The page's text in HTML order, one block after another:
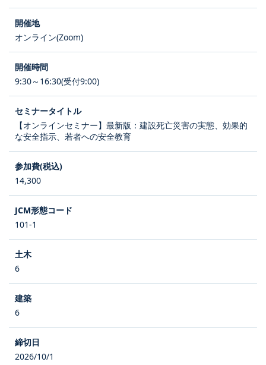
オンライン(Zoom)
9:30～16:30(受付9:00)
【オンラインセミナー】最新版：建設死亡災害の実態、効果的
な安全指示、若者への安全教育
14,300
101-1
6
6
2026/10/1